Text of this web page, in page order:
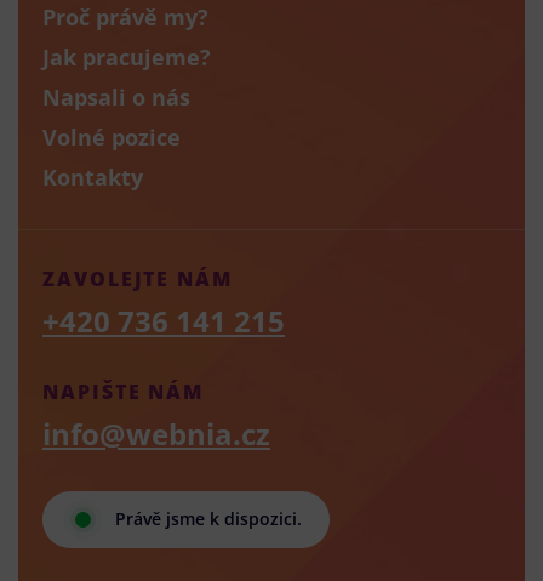
Proč právě my?
Jak pracujeme?
Napsali o nás
Volné pozice
Kontakty
Právě jsme k dispozici.
NAPIŠTE NÁM
info@webnia.cz
ZAVOLEJTE NÁM
+420 736 141 215